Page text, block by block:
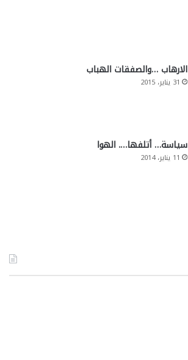
الارهاب …والصفقات الهباب
31 يناير، 2015
سياسة… أتلفها…. الهوا
11 يناير، 2014